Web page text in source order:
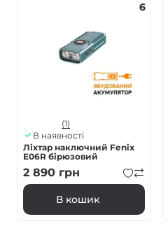
6
(1)
В наявності
Ліхтар наключний Fenix
E06R бірюзовий
2 890 грн
В кошик